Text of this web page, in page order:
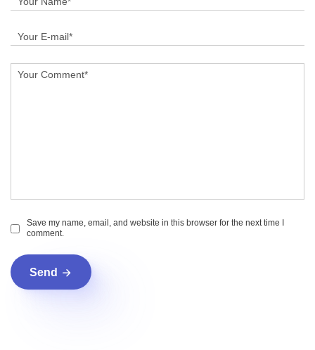
Save my name, email, and website in this browser for the next time I
comment.
Send